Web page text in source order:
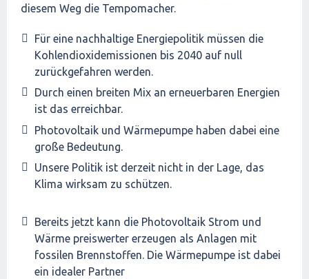
diesem Weg die Tempomacher.
Für eine nachhaltige Energiepolitik müssen die
Kohlendioxidemissionen bis 2040 auf null
zurückgefahren werden.
Durch einen breiten Mix an erneuerbaren Energien
ist das erreichbar.
Photovoltaik und Wärmepumpe haben dabei eine
große Bedeutung.
Unsere Politik ist derzeit nicht in der Lage, das
Klima wirksam zu schützen.
Bereits jetzt kann die Photovoltaik Strom und
Wärme preiswerter erzeugen als Anlagen mit
fossilen Brennstoffen. Die Wärmepumpe ist dabei
ein idealer Partner